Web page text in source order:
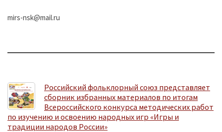
mirs-nsk@mail.ru
Российский фольклорный союз представляет
сборник избранных материалов по итогам
Всероссийского конкурса методических работ
по изучению и освоению народных игр «Игры и
традиции народов России»